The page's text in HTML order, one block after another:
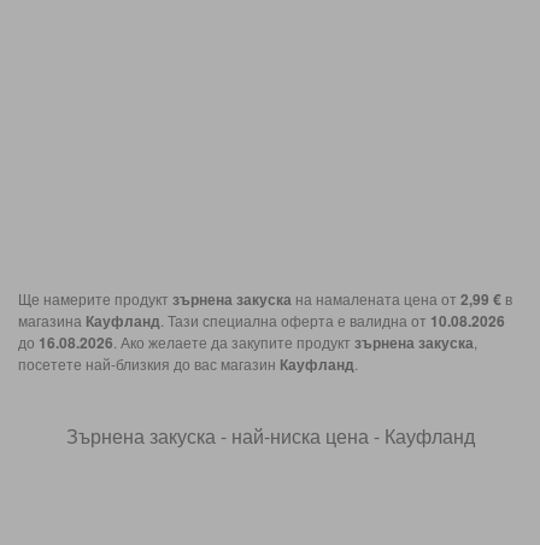
Ще намерите продукт зърнена закуска на намалената цена от 2,99 € в
магазина Кауфланд . Тази специална оферта е валидна от 10.08.2026
до 16.08.2026 . Ако желаете да закупите продукт зърнена закуска
посетете най-близкия до вас магазин Кауфланд
Зърнена закуска - най-ниска цена - Кауфланд